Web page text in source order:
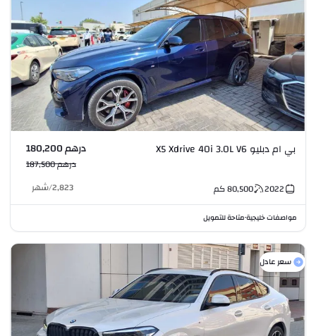
بي ام دبليو X5 Xdrive 40i 3.0L V6 درهم 180,200
درهم 187,500
2022
80,500كم 2,823
/شهر
مواصفات خليجية•متاحة للتمويل
سعر عادل